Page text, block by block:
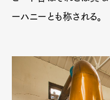
ーハニーとも称される。